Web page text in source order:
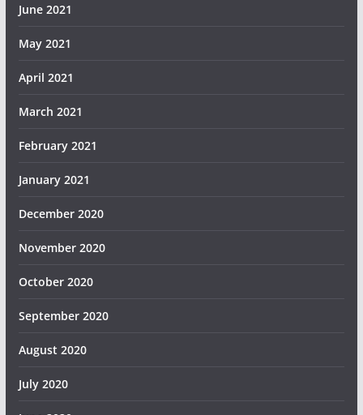
June 2021
May 2021
April 2021
March 2021
February 2021
January 2021
December 2020
November 2020
October 2020
September 2020
August 2020
July 2020